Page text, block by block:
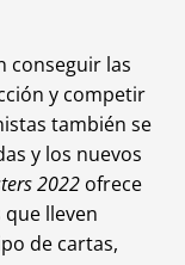
conseguir las
y competir
también se
y los nuevos
2022 ofrece
lleven
de cartas,